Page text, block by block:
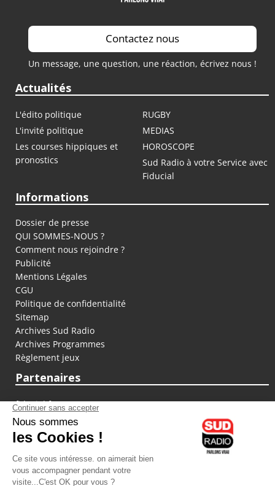
Contactez nous
Un message, une question, une réaction, écrivez nous !
Actualités
L'édito politique
RUGBY
L'invité politique
MEDIAS
Les courses hippiques et
pronostics
HOROSCOPE
Sud Radio à votre Service avec
Fiducial
Informations
Dossier de presse
QUI SOMMES-NOUS ?
Comment nous rejoindre ?
Publicité
Mentions Légales
CGU
Politique de confidentialité
Sitemap
Archives Sud Radio
Archives Programmes
Règlement jeux
Partenaires
fiducial.fr
lyoncapitale.fr
olympique-et-lyonnais.com
L'application Iphone / Android